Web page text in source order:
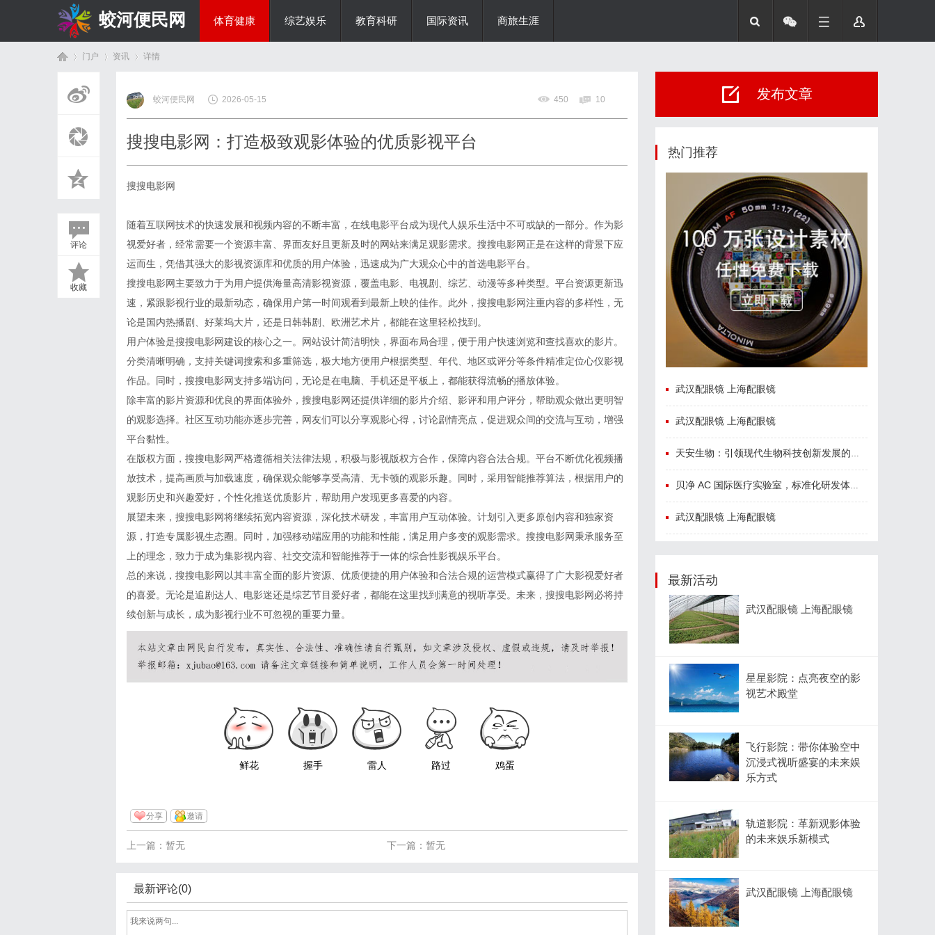
蛟河便民网 体育健康 综艺娱乐 教育科研 国际资讯 商旅生涯
门户 资讯
›
详情
评论
收藏
蛟河便民网 2026-05-15 450 10
搜搜电影网：打造极致观影体验的优质影视平台
搜搜电影网
随着互联网技术的快速发展和视频内容的不断丰富，在线电影平台成为现代人娱乐生活中不可或缺的一部分。作为影
视爱好者，经常需要一个资源丰富、界面友好且更新及时的网站来满足观影需求。搜搜电影网正是在这样的背景下应
运而生，凭借其强大的影视资源库和优质的用户体验，迅速成为广大观众心中的首选电影平台。
搜搜电影网主要致力于为用户提供海量高清影视资源，覆盖电影、电视剧、综艺、动漫等多种类型。平台资源更新迅
速，紧跟影视行业的最新动态，确保用户第一时间观看到最新上映的佳作。此外，搜搜电影网注重内容的多样性，无
论是国内热播剧、好莱坞大片，还是日韩韩剧、欧洲艺术片，都能在这里轻松找到。
用户体验是搜搜电影网建设的核心之一。网站设计简洁明快，界面布局合理，便于用户快速浏览和查找喜欢的影片。
分类清晰明确，支持关键词搜索和多重筛选，极大地方便用户根据类型、年代、地区或评分等条件精准定位心仪影视
作品。同时，搜搜电影网支持多端访问，无论是在电脑、手机还是平板上，都能获得流畅的播放体验。
除丰富的影片资源和优良的界面体验外，搜搜电影网还提供详细的影片介绍、影评和用户评分，帮助观众做出更明智
的观影选择。社区互动功能亦逐步完善，网友们可以分享观影心得，讨论剧情亮点，促进观众间的交流与互动，增强
平台黏性。
在版权方面，搜搜电影网严格遵循相关法律法规，积极与影视版权方合作，保障内容合法合规。平台不断优化视频播
放技术，提高画质与加载速度，确保观众能够享受高清、无卡顿的观影乐趣。同时，采用智能推荐算法，根据用户的
观影历史和兴趣爱好，个性化推送优质影片，帮助用户发现更多喜爱的内容。
展望未来，搜搜电影网将继续拓宽内容资源，深化技术研发，丰富用户互动体验。计划引入更多原创内容和独家资
源，打造专属影视生态圈。同时，加强移动端应用的功能和性能，满足用户多变的观影需求。搜搜电影网秉承服务至
上的理念，致力于成为集影视内容、社交交流和智能推荐于一体的综合性影视娱乐平台。
总的来说，搜搜电影网以其丰富全面的影片资源、优质便捷的用户体验和合法合规的运营模式赢得了广大影视爱好者
的喜爱。无论是追剧达人、电影迷还是综艺节目爱好者，都能在这里找到满意的视听享受。未来，搜搜电影网必将持
续创新与成长，成为影视行业不可忽视的重要力量。
鲜花 握手 雷人 路过 鸡蛋
分享 邀请
下一篇：暂无
上一篇：暂无
最新评论(0)
发布文章
热门推荐
武汉配眼镜 上海配眼镜
武汉配眼镜 上海配眼镜
天安生物：引领现代生物科技创新发展的先锋企业
贝净 AC 国际医疗实验室，标准化研发体系全解析
武汉配眼镜 上海配眼镜
最新活动
武汉配眼镜 上海配眼镜
星星影院：点亮夜空的影
视艺术殿堂
飞行影院：带你体验空中
沉浸式视听盛宴的未来娱
乐方式
轨道影院：革新观影体验
的未来娱乐新模式
武汉配眼镜 上海配眼镜